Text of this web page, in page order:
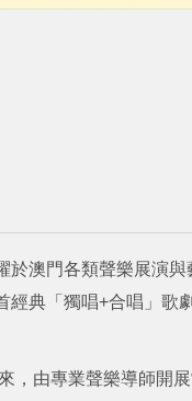
澳門各類聲樂展演與
典「獨唱+合唱」歌
由專業聲樂導師開